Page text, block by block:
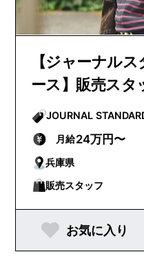
【ジャーナル
ース】販売スタ
JOURNAL STANDARD LADY'S |
ダードレディース
月給24万円〜
兵庫県
販売スタッフ
お気に入り